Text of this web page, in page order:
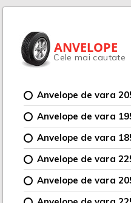
ANVELOPE
Cele mai cautate
Anvelope de vara
Anvelope de vara
Anvelope de vara
Anvelope de vara
Anvelope de vara